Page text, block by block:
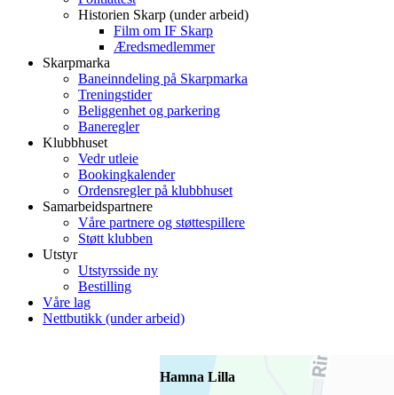
Historien Skarp (under arbeid)
Film om IF Skarp
Æredsmedlemmer
Skarpmarka
Baneinndeling på Skarpmarka
Treningstider
Beliggenhet og parkering
Baneregler
Klubbhuset
Vedr utleie
Bookingkalender
Ordensregler på klubbhuset
Samarbeidspartnere
Våre partnere og støttespillere
Støtt klubben
Utstyr
Utstyrsside ny
Bestilling
Våre lag
Nettbutikk (under arbeid)
Hamna Lilla